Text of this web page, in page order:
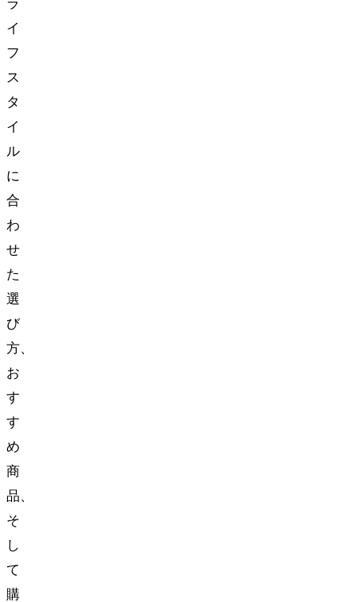
ラ
イ
フ
ス
タ
イ
ル
に
合
わ
せ
た
選
び
方、
お
す
す
め
商
品、
そ
し
て
購